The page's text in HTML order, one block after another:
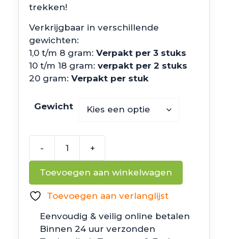
trekken!
Verkrijgbaar in verschillende
gewichten:
1,0 t/m 8 gram: Verpakt per 3 stuks
10 t/m 18 gram: verpakt per 2 stuks
20 gram: Verpakt per stuk
Gewicht
-
Tungsten
Cheburashka
aantal
+
Toevoegen aan winkelwagen
Toevoegen aan verlanglijst
Eenvoudig & veilig online betalen
Binnen 24 uur verzonden